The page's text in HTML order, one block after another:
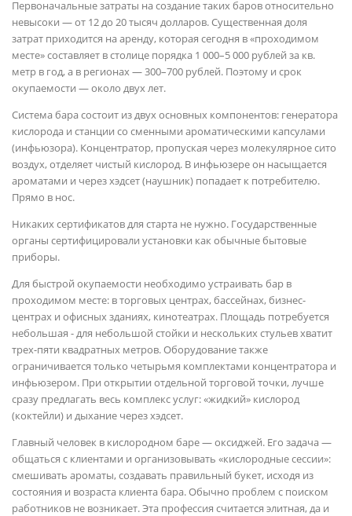
Первоначальные затраты на создание таких баров относительно
невысоки — от 12 до 20 тысяч долларов. Существенная доля
затрат приходится на аренду, которая сегодня в «проходимом
месте» составляет в столице порядка 1 000–5 000 рублей за кв.
метр в год, а в регионах — 300–700 рублей. Поэтому и срок
окупаемости — около двух лет.
Система бара состоит из двух основных компонентов: генератора
кислорода и станции со сменными ароматическими капсулами
(инфьюзора). Концентратор, пропуская через молекулярное сито
воздух, отделяет чистый кислород. В инфьюзере он насыщается
ароматами и через хэдсет (наушник) попадает к потребителю.
Прямо в нос.
Никаких сертификатов для старта не нужно. Государственные
органы сертифицировали установки как обычные бытовые
приборы.
Для быстрой окупаемости необходимо устраивать бар в
проходимом месте: в торговых центрах, бассейнах, бизнес-
центрах и офисных зданиях, кинотеатрах. Площадь потребуется
небольшая - для небольшой стойки и нескольких стульев хватит
трех-пяти квадратных метров. Оборудование также
ограничивается только четырьмя комплектами концентратора и
инфьюзером. При открытии отдельной торговой точки, лучше
сразу предлагать весь комплекс услуг: «жидкий» кислород
(коктейли) и дыхание через хэдсет.
Главный человек в кислородном баре — оксиджей. Его задача —
общаться с клиентами и организовывать «кислородные сессии»:
смешивать ароматы, создавать правильный букет, исходя из
состояния и возраста клиента бара. Обычно проблем с поиском
работников не возникает. Эта профессия считается элитная, да и